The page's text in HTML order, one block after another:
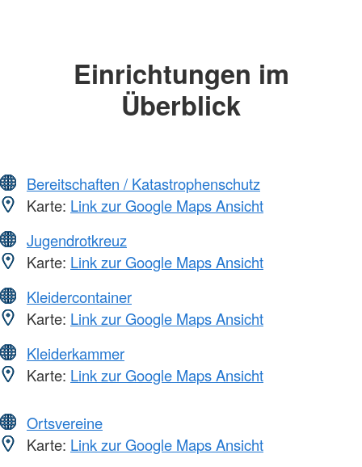
Einrichtungen im
Überblick
Bereitschaften / Katastrophenschutz
Karte: Link zur Google Maps Ansicht
Jugendrotkreuz
Karte: Link zur Google Maps Ansicht
Kleidercontainer
Karte: Link zur Google Maps Ansicht
Kleiderkammer
Karte: Link zur Google Maps Ansicht
Ortsvereine
Karte: Link zur Google Maps Ansicht